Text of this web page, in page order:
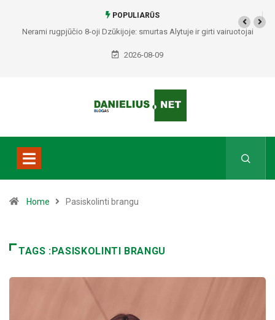
POPULIARŪS
Nerami rugpjūčio 8-oji Dzūkijoje: smurtas Alytuje ir girti vairuotojai
Druskininkuose bei Varėnos rajone
2026-08-09
Home Pasiskolinti brangu
TAGS :PASISKOLINTI BRANGU